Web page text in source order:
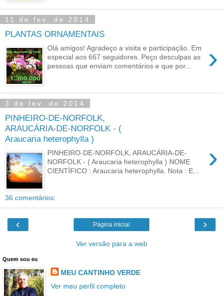
11 de fev. de 2014
PLANTAS ORNAMENTAIS
›
Olá amigos! Agradeço a visita e participação. Em
especial aos 667 seguidores. Peço desculpas as
pessoas que enviam comentários e que por...
3 de fev. de 2014
PINHEIRO-DE-NORFOLK,
ARAUCÁRIA-DE-NORFOLK - (
Araucaria heterophylla )
›
PINHEIRO-DE-NORFOLK, ARAUCÁRIA-DE-
NORFOLK - ( Araucaria heterophylla ) NOME
CIENTÍFICO : Araucaria heterophylla. Nota : E...
36 comentários:
‹ ›
Página inicial
Ver versão para a web
Quem sou eu
MEU CANTINHO VERDE
Ver meu perfil completo